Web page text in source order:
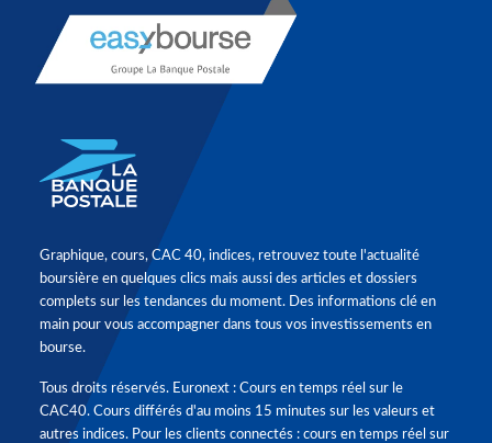
Graphique, cours, CAC 40, indices, retrouvez toute l'actualité
boursière en quelques clics mais aussi des articles et dossiers
complets sur les tendances du moment. Des informations clé en
main pour vous accompagner dans tous vos investissements en
bourse.
Tous droits réservés. Euronext : Cours en temps réel sur le
CAC40. Cours différés d'au moins 15 minutes sur les valeurs et
autres indices. Pour les clients connectés : cours en temps réel sur